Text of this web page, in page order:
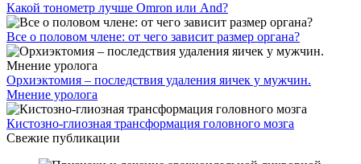
Какой тонометр лучше Omron или And?
Все о половом члене: от чего зависит размер органа?
Орхиэктомия – последствия удаления яичек у мужчин.
Мнение уролога
Кистозно-глиозная трансформация головного мозга
Свежие публикации